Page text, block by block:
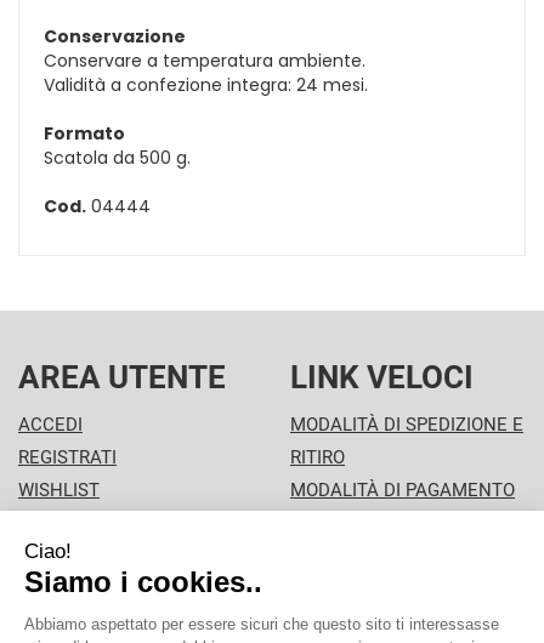
Conservazione
Conservare a temperatura ambiente.
Validità a confezione integra: 24 mesi.
Formato
Scatola da 500 g.
Cod. 04444
AREA UTENTE
ACCEDI
REGISTRATI
WISHLIST
NEWSLETTER
LINK VELOCI
MODALITÀ DI SPEDIZIONE E
RITIRO
MODALITÀ DI PAGAMENTO